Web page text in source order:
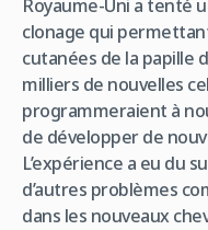
Royaume-Uni a tenté
clonage qui
cutanées de la papille
milliers de nouvelles
programmeraient à
de développer de
L’expérience a eu du
d’autres problèmes
dans les nouveaux